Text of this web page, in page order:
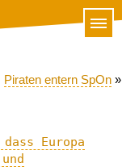
Piraten entern SpOn »
Europa